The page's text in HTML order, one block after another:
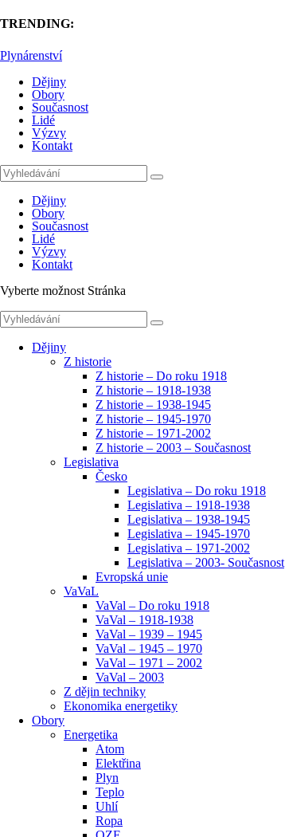
TRENDING:
Plynárenství
Dějiny
Obory
Současnost
Lidé
Výzvy
Kontakt
Dějiny
Obory
Současnost
Lidé
Výzvy
Kontakt
Vyberte možnost Stránka
Dějiny
Z historie
Z historie – Do roku 1918
Z historie – 1918-1938
Z historie – 1938-1945
Z historie – 1945-1970
Z historie – 1971-2002
Z historie – 2003 – Současnost
Legislativa
Česko
Legislativa – Do roku 1918
Legislativa – 1918-1938
Legislativa – 1938-1945
Legislativa – 1945-1970
Legislativa – 1971-2002
Legislativa – 2003- Současnost
Evropská unie
VaVaL
VaVal – Do roku 1918
VaVal – 1918-1938
VaVal – 1939 – 1945
VaVal – 1945 – 1970
VaVal – 1971 – 2002
VaVal – 2003
Z dějin techniky
Ekonomika energetiky
Obory
Energetika
Atom
Elektřina
Plyn
Teplo
Uhlí
Ropa